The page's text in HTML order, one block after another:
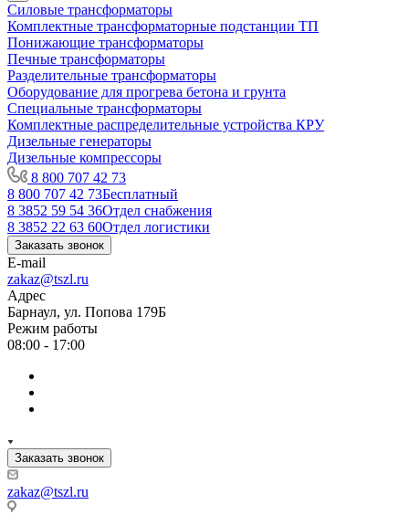
Силовые трансформаторы
Комплектные трансформаторные подстанции ТП
Понижающие трансформаторы
Печные трансформаторы
Разделительные трансформаторы
Оборудование для прогрева бетона и грунта
Специальные трансформаторы
Комплектные распределительные устройства КРУ
Дизельные генераторы
Дизельные компрессоры
8 800 707 42 73
8 800 707 42 73Бесплатный
8 3852 59 54 36Отдел снабжения
8 3852 22 63 60Отдел логистики
Заказать звонок
E-mail
zakaz@tszl.ru
Адрес
Барнаул, ул. Попова 179Б
Режим работы
08:00 - 17:00
Заказать звонок
zakaz@tszl.ru